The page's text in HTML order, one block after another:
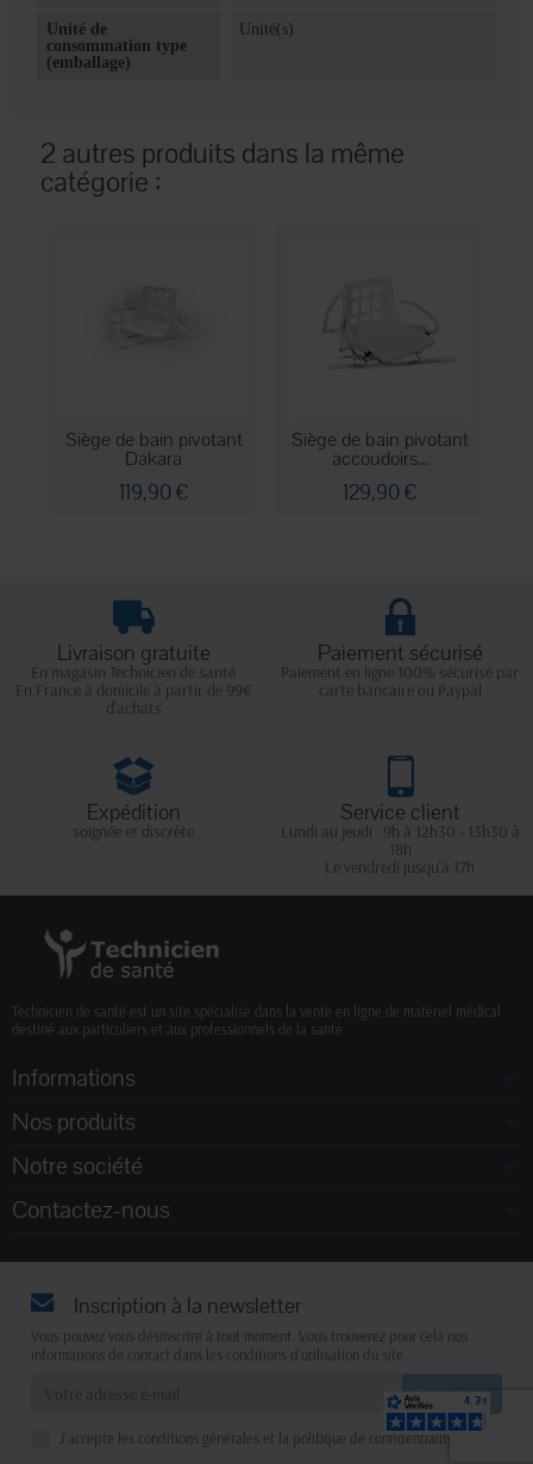
Unité de
consommation type
(emballage)
Unité(s)
2 autres produits dans la même
catégorie :
Siège de bain pivotant
Dakara
119,90 €
Siège de bain pivotant
accoudoirs...
129,90 €
Livraison gratuite
En magasin Technicien de santé
En France à domicile à partir de 99€
d'achats
Paiement sécurisé
Paiement en ligne 100% sécurisé par
carte bancaire ou Paypal
Expédition
soignée et discrète
Service client
Lundi au jeudi : 9h à 12h30 - 13h30 à
18h
Le vendredi jusqu'à 17h
Technicien de santé est un site spécialisé dans la vente en ligne de matériel médical
destiné aux particuliers et aux professionnels de la santé.
Informations
Nos produits
Notre société
Contactez-nous
Inscription à la newsletter
Vous pouvez vous désinscrire à tout moment. Vous trouverez pour cela nos
informations de contact dans les conditions d'utilisation du site.
J'accepte les conditions générales et la politique de confidentialité